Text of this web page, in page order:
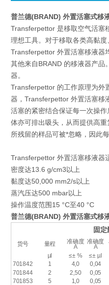
普兰德(BRAND) 外置活塞式移
Transferpettor 是移取空气活塞
理想工具。对于移取各类高黏度
Transferpettor 外置活塞移液器
其他来自BRAND 的移液器产品
器。
Transferpettor 的工作原理为外
器，Transferpettor 外置活塞移
活塞的紧密结合保证每一次操
体亦可排出吸头，从而提供高
所残留的样品可被*忽略，因此
Transferpettor 外置活塞移液器
密度达13.6 g/cm3以上
黏度达50,000 mm2/s以上
蒸汽压达500 mbar以上
操作温度范围15 °C至40 °C
普兰德(BRAND) 外置活塞式移
固定
货号 量程 准确度
A
准确度
A
µl
≤± % ≤± µl
701842
1 4,0 0,04
701844
2 2,50 0,05
701853 5 1,0 0,05